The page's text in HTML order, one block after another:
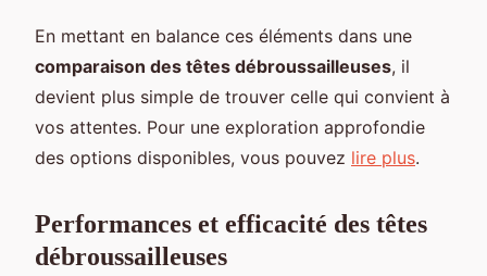
En mettant en balance ces éléments dans une
comparaison des têtes débroussailleuses, il
devient plus simple de trouver celle qui convient à
vos attentes. Pour une exploration approfondie
des options disponibles, vous pouvez lire plus.
Performances et efficacité des têtes
débroussailleuses